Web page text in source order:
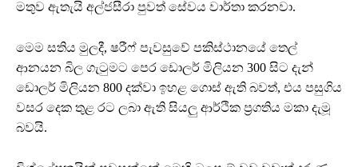
මතුව ඇතැයි අල්ජසීරා පුවත් සේවය වාර්තා කරනවා.
මෙම සතිය මුලදී, ෂරීෆ් පැවසුවේ පකිස්ථානයේ තෙල්
ආනයන බිල ගැටුමට පෙර ඩොලර් මිලියන 300 සිට දැන්
ඩොලර් මිලියන 800 දක්වා ඉහළ ගොස් ඇති බවත්, එය පසුගිය
වසර දෙක තුළ රට ලබා ඇති සියලු ආර්ථික ප්‍රගතිය මකා දැමූ
බවයි.